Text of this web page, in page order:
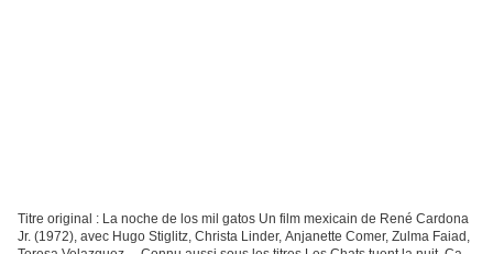
Titre original : La noche de los mil gatos Un film mexicain de René Cardona
Jr. (1972), avec Hugo Stiglitz, Christa Linder, Anjanette Comer, Zulma Faiad,